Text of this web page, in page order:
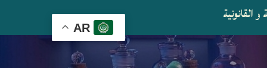
AR
القانونية